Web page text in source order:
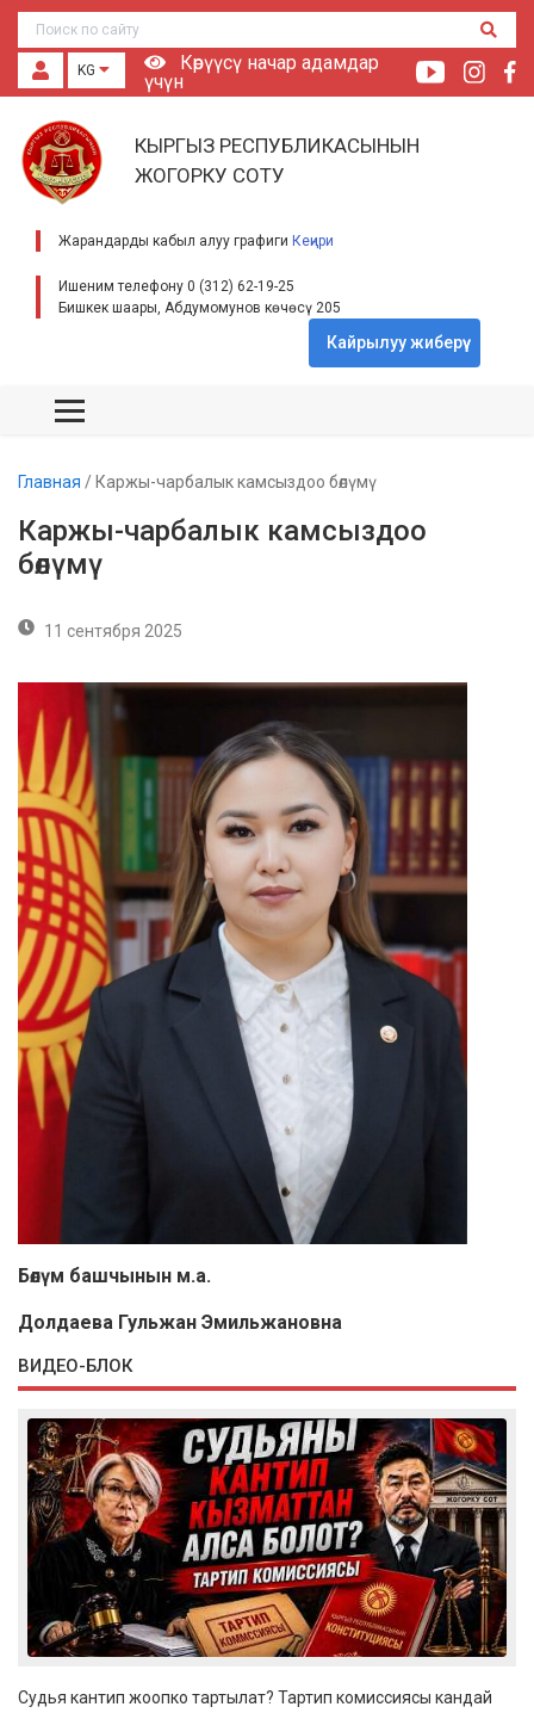
KG
Көрүүсү начар адамдар
үчүн
КЫРГЫЗ РЕСПУБЛИКАСЫНЫН
ЖОГОРКУ СОТУ
Жарандарды кабыл алуу графиги Кеңири
Ишеним телефону 0 (312) 62-19-25
Бишкек шаары, Абдумомунов көчөсү 205
Кайрылуу жиберүү
Главная / Каржы-чарбалык камсыздоо бөлүмү
Каржы-чарбалык камсыздоо
бөлүмү
11 сентября 2025
Бөлүм башчынын м.а.
Долдаева Гульжан Эмильжановна
ВИДЕО-БЛОК
Судья кантип жоопко тартылат? Тартип комиссиясы кандай